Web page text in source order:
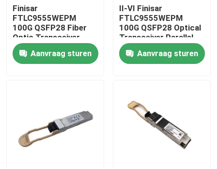
Huis
Producten
Kwaliteitscontrole
Finisar
FTLC9555WEPM
100G QSFP28 Fiber
Optic Transceiver
100M MMF CPRI
100Gb Ethernet Wired
LAN Hot Pluggable
Aanvraag sturen
II-VI Finisar
FTLC9555WEPM
100G QSFP28 Optical
Transceiver Parallel
MMF 100M CPRI Hot
Pluggable Port DC 5V
Fiber Optic Equipment
Aanvraag sturen